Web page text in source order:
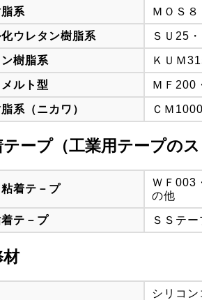
系 ＭＯＳ
ウレタン樹脂系 ＳＵ25
樹脂系 ＫＵＭ
ルト型 ＭＦ200
系（ニカワ） ＣＭ
テープ（工業用テープの
着テ－プ
ＷＦ003
の他
テ－プ ＳＳテ
材
シリコ